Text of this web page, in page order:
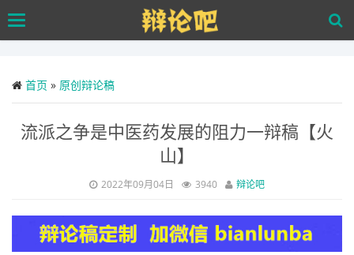
to
main
Toggle
首页 » 原创辩论稿
流派之争是中医药发展的阻力一辩稿【火
山】
2022年09月04日 3940 辩论吧